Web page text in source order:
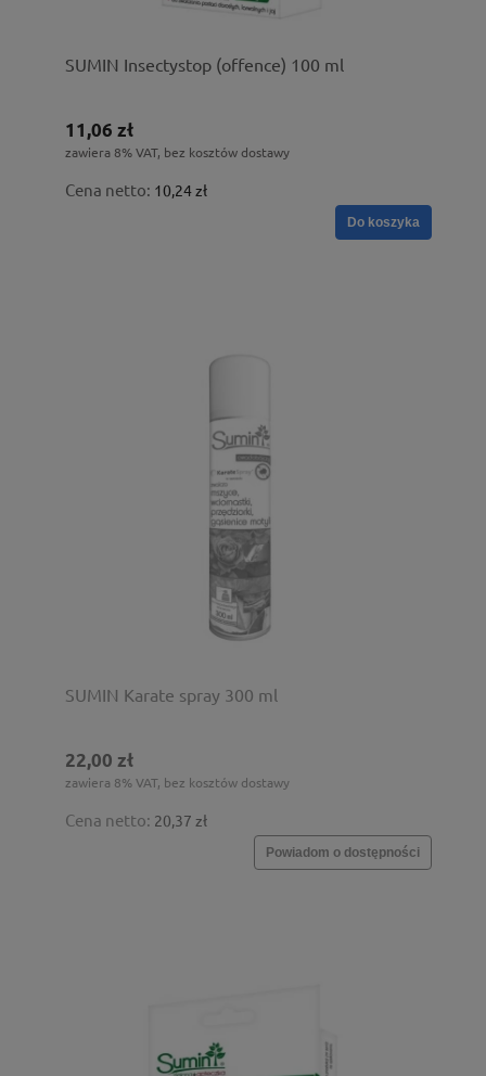
SUMIN Insectystop (offence) 100 ml
11,06 zł
zawiera 8% VAT, bez kosztów dostawy
Cena netto: 10,24 zł
Do koszyka
SUMIN Karate spray 300 ml
22,00 zł
zawiera 8% VAT, bez kosztów dostawy
Cena netto: 20,37 zł
Powiadom o dostępności